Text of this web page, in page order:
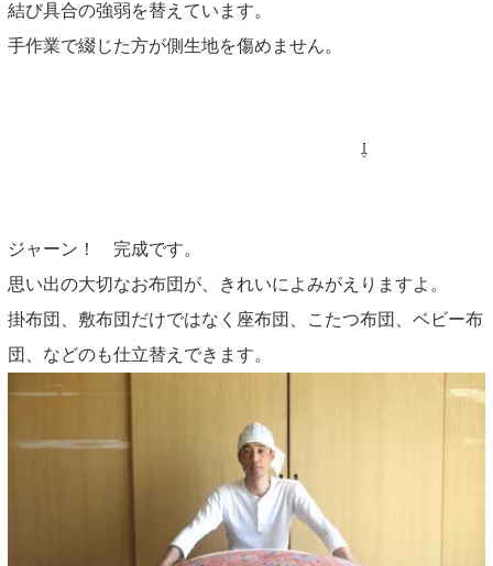
結び具合の強弱を替えています。
手作業で綴じた方が側生地を傷めません。
⇩
ジャーン！ 完成です。
思い出の大切なお布団が、きれいによみがえりますよ。
掛布団、敷布団だけではなく座布団、こたつ布団、ベビー布
団、などのも仕立替えできます。